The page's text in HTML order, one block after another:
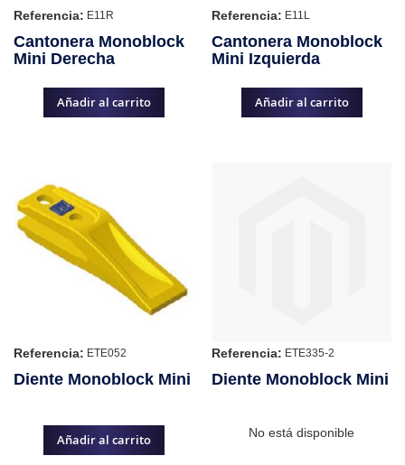
Referencia: E11R
Cantonera Monoblock
Mini Derecha
Añadir al carrito
Referencia: E11L
Cantonera Monoblock
Mini Izquierda
Añadir al carrito
Referencia: ETE052
Diente Monoblock Mini
Añadir al carrito
Referencia: ETE335-2
Diente Monoblock Mini
No está disponible